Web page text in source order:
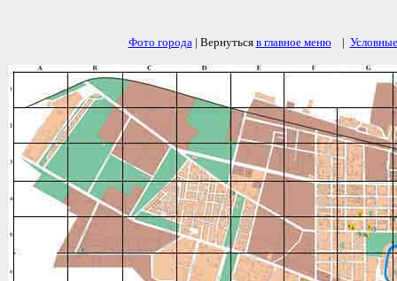
Фото города| Вернуться в главное меню|